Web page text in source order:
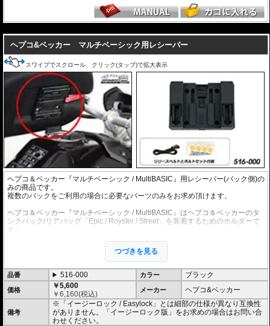
◆ 自由自在な積載スタイル
「マルチベーシック / MultiBASIC」シリーズはタンクリングだけでなく、リア
ションをラインナップ。
バッグを買い足すことなくツーリングや積載量に応じて、バッグをリアへ移動
するなど柔軟な使い分けが可能です。
ヘプコ&ベッカー マルチベーシック用レシーバー
スワイプでスクロール、クリック(タップ)で拡大表示
ヘプコ＆ベッカー『マルチベーシック / MultiBASIC』用レシーバー(バック側)の
みの商品です。
複数のバックをご利用の場合に必要なパーツのみをお求め頂けます。
ヘプコ＆ベッカー『マルチベーシック / MultiBASIC』はヘプコ＆ベッカーのタ
ンクバック/リアバッグ「Epic / Royster / Street」を装着するためのホルダーで
す。
またタンクバックを付けていなくてもすっきりとしたデザイン。
バックの装着も載せるだけのワンアクションで固定され、取り外しもバック側
のリリースベルトを引っ張るだけでロックを解除できます。 これ以上ない簡
単操作の逸品です。
※リリース用ベルトと取付ボルトセット付属。
つづきを見る
品番 516-000 カラー ブラック
価格
￥5,600
￥6,160(税込) メーカー ヘプコ&ベッカー
備考
※「イージーロック / Easylock」とは細部の仕様が異なり互換性
がありません。「イージーロック版」をお求めの場合はお問い合
わせください。